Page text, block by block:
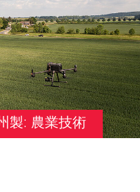
製: 農業技術